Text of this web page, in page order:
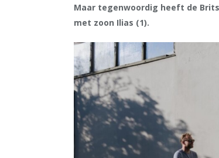
Maar tegenwoordig heeft de
met zoon Ilias (1).